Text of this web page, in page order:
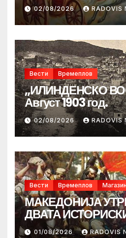
02/08/2026 RADOVIS
Вести Времеплов
„ИЛИНДЕНСКО
Август 1903 год.
02/08/2026 RADOVIS
Вести Времеплов Магазин
МАКЕДОНИЈА
ДВАТА
ИЛИНДЕНА!
01/08/2026 RADOVIS